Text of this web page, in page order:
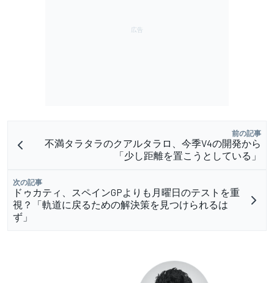
前の記事
不満タラタラのクアルタラロ、今季V4の開発から
「少し距離を置こうとしている」
次の記事
ドゥカティ、スペインGPよりも月曜日のテストを重
視？「軌道に戻るための解決策を見つけられるは
ず」